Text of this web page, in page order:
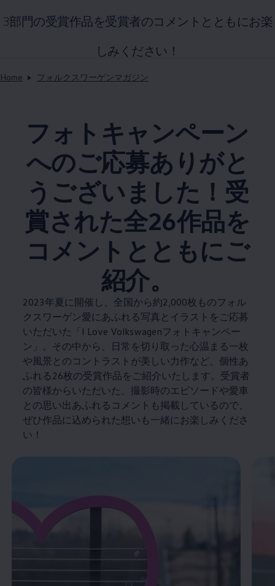
3部門の受賞作品を受賞者のコメントとともにお楽
しみください！
Home フォルクスワーゲンマガジン
フォトキャンペーン
へのご応募ありがと
うございました！受
賞された全26作品を
コメントとともにご
紹介。
2023年夏に開催し、全国から約2,000枚ものフォル
クスワーゲン愛にあふれる写真とイラストをご応募
いただいた「I Love Volkswagenフォトキャンペー
ン」。その中から、日常を切り取った心温まる一枚
や風景とのコントラストが美しい力作など、個性あ
ふれる26枚の受賞作品をご紹介いたします。受賞者
の皆様からいただいた、撮影時のエピソードや愛車
との思い出あふれるコメントも掲載しているので、
ぜひ作品に込められた想いも一緒にお楽しみくださ
い！